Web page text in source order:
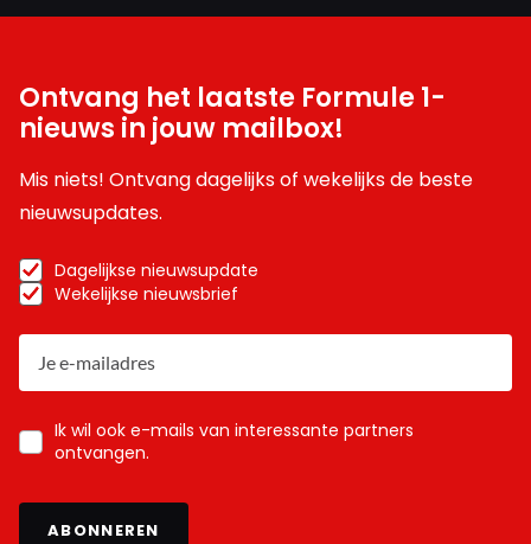
Ontvang het laatste Formule 1-
nieuws in jouw mailbox!
Mis niets! Ontvang dagelijks of wekelijks de beste
nieuwsupdates.
Dagelijkse nieuwsupdate
Wekelijkse nieuwsbrief
Ik wil ook e-mails van interessante partners
ontvangen.
ABONNEREN